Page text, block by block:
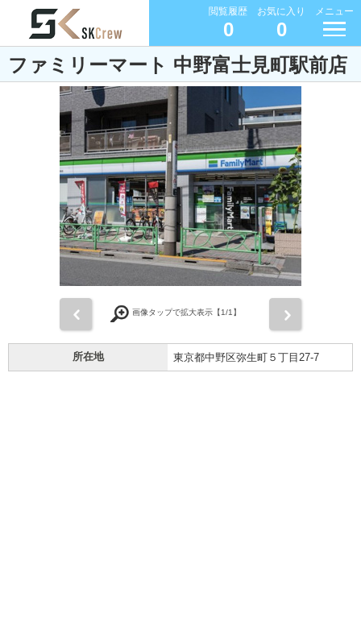
閲覧履歴
0
お気に入り
0
メニュー
ファミリーマート 中野富士見町駅前店
画像タップで拡大表示【1/1】
所在地 東京都中野区弥生町５丁目27-7